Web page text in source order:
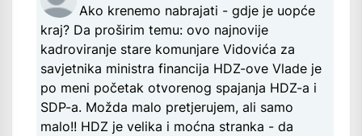
Ako krenemo nabrajati - gdje je uopće
kraj? Da proširim temu: ovo najnovije
kadroviranje stare komunjare Vidovića za
savjetnika ministra financija HDZ-ove Vlade je
po meni početak otvorenog spajanja HDZ-a i
SDP-a. Možda malo pretjerujem, ali samo
malo!! HDZ je velika i moćna stranka - da